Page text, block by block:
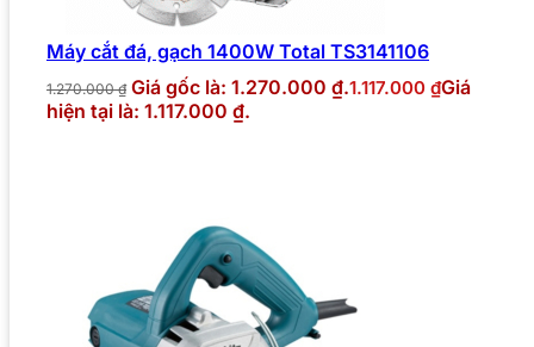
Máy cắt đá, gạch 1400W Total TS3141106
1.270.000₫ Giá gốc là: 1.270.000 ₫.1.117.000 ₫Giá
hiện tại là: 1.117.000 ₫.